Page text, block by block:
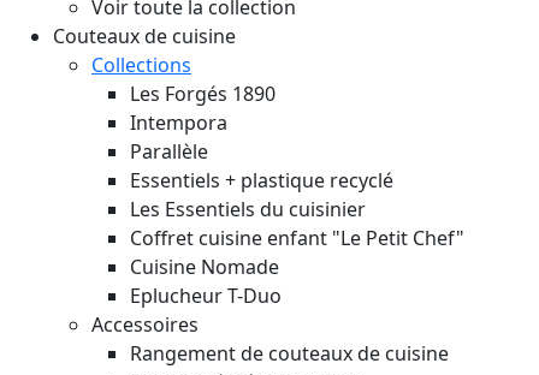
Voir toute la collection
Couteaux de cuisine
Collections
Les Forgés 1890
Intempora
Parallèle
Essentiels + plastique recyclé
Les Essentiels du cuisinier
Coffret cuisine enfant "Le Petit Chef"
Cuisine Nomade
Eplucheur T-Duo
Accessoires
Rangement de couteaux de cuisine